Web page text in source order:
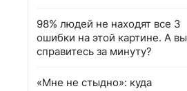
98% людей не находят все 3
ошибки на этой картине. А вы
справитесь за минуту?
«Мне не стыдно»: куда